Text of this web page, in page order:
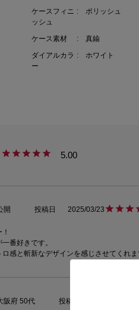
ケースフィニ
ッシュ
: ポリッシュ
ケース素材
: 真鍮
ダイアルカラ
ー
: ホワイト
5.00
開 投稿日 2025/03/23
番好きです。
阪府 50代 投稿日